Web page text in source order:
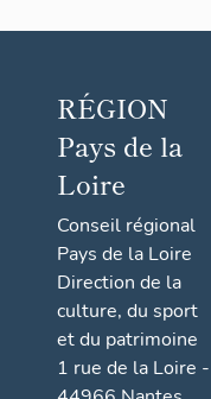
RÉGION
Pays de la
Loire
Conseil régional
Pays de la Loire
Direction de la
culture, du sport
et du patrimoine
1 rue de la Loire -